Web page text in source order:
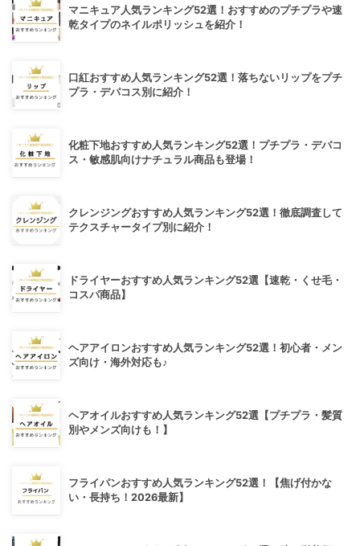
マニキュア人気ランキング52選！おすすめのプチプラや速
乾タイプのネイルポリッシュを紹介！
口紅おすすめ人気ランキング52選！落ちないリップをプチ
プラ・デパコス別に紹介！
化粧下地おすすめ人気ランキング52選！プチプラ・デパコ
ス・敏感肌向けナチュラル商品も登場！
クレンジングおすすめ人気ランキング52選！徹底調査して
テクスチャータイプ別に紹介！
ドライヤーおすすめ人気ランキング52選【速乾・くせ毛・
コスパ商品】
ヘアアイロンおすすめ人気ランキング52選！初心者・メン
ズ向け・海外対応も♪
ヘアオイルおすすめ人気ランキング52選【プチプラ・髪質
別やメンズ向けも！】
フライパンおすすめ人気ランキング52選！【焦げ付かな
い・長持ち！2026最新】